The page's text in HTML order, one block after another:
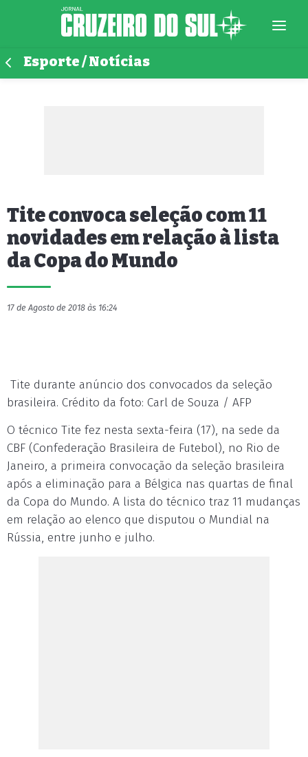
Esporte / Notícias
Tite convoca seleção com 11
novidades em relação à lista
da Copa do Mundo
17 de Agosto de 2018 às 16:24
Tite durante anúncio dos convocados da seleção
brasileira. Crédito da foto: Carl de Souza / AFP
O técnico Tite fez nesta sexta-feira (17), na sede da
CBF (Confederação Brasileira de Futebol), no Rio de
Janeiro, a primeira convocação da seleção brasileira
após a eliminação para a Bélgica nas quartas de final
da Copa do Mundo. A lista do técnico traz 11 mudanças
em relação ao elenco que disputou o Mundial na
Rússia, entre junho e julho.